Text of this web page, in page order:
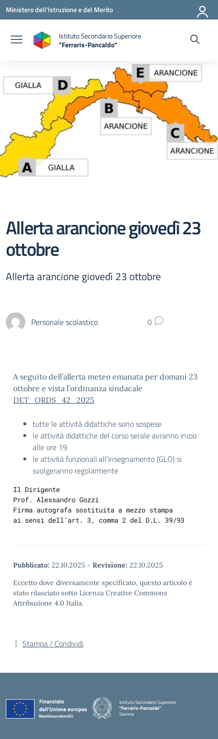
Vai ai contenuti
Vai al menu di navigazione
Vai al footer
Ministero dell'Istruzione e del Merito
Istituto Secondario Superiore
"Ferraris-Pancaldo"
Allerta arancione giovedì 23
ottobre
Allerta arancione giovedì 23 ottobre
Personale scolastico 0
A seguito dell’allerta meteo emanata per domani 23
ottobre e vista l’ordinanza sindacale
DET_ORDS_42_2025
tutte le attività didattiche sono sospese
le attività didattiche del corso serale avranno inizio
alle ore 19
le attività funzionali all’insegnamento (GLO) si
svolgeranno regolarmente
Il Dirigente
Prof. Alessandro Gozzi
Firma autografa sostituita a mezzo stampa
ai sensi dell’art. 3, comma 2 del D.L. 39/93
Pubblicato: 22.10.2025 - Revisione: 22.10.2025
Eccetto dove diversamente specificato, questo articolo è
stato rilasciato sotto Licenza Creative Commons
Attribuzione 4.0 Italia.
Stampa / Condividi
Istituto Secondario Superiore
"Ferraris-Pancaldo"
Savona